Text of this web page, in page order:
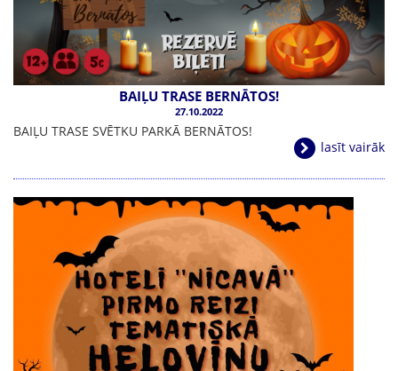
BAIĻU TRASE BERNĀTOS!
27.10.2022
BAIĻU TRASE SVĒTKU PARKĀ BERNĀTOS!
lasīt vairāk